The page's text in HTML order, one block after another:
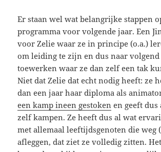
Er staan wel wat belangrijke stappen
programma voor volgende jaar. Een
voor Zelie waar ze in principe (o.a.)
om leiding te zijn en dus naar
toewerken waar ze dan zelf een tak
Niet dat Zelie dat echt nodig heeft: ze
dan een jaar haar diploma als
een kamp ineen gestoken en geeft
zelf kampen. Ze heeft dus al wat
met allemaal leeftijdsgenoten die weg
afleggen, dat ziet ze volledig zitten.